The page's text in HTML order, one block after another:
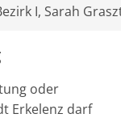
I, Sarah Graszt
oder
Erkelenz darf